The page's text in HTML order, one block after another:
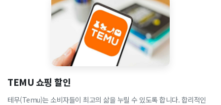
TEMU 쇼핑 할인
테무(Temu)는 소비자들이 최고의 삶을 누릴 수 있도록 합니다. 합리적인